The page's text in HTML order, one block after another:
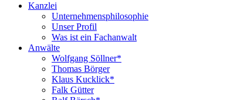
Kanzlei
Unternehmensphilosophie
Unser Profil
Was ist ein Fachanwalt
Anwälte
Wolfgang Söllner*
Thomas Börger
Klaus Kucklick*
Falk Gütter